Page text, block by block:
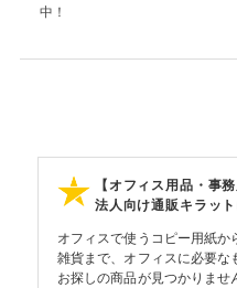
中！
【オフィス用品・事
法人向け通販キラッ
オフィスで使うコピー用紙か
雑貨まで、オフィスに必要な
お探しの商品が見つかりま